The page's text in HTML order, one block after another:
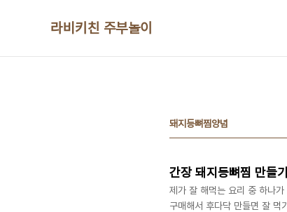
라비키친 주부놀이
돼지등뼈찜양념
간장 돼지등뼈찜 만들
제가 잘 해먹는 요리 중 하나
구매해서 후다닥 만들면 잘 먹